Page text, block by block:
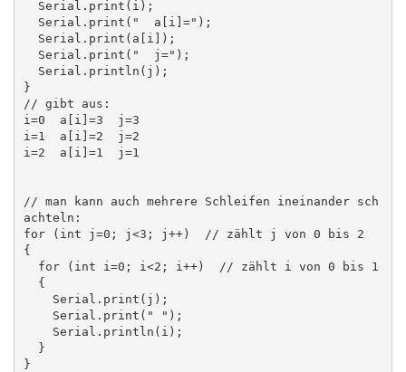
}
// gibt aus:
i=0  a[i]=3  j=3
i=1  a[i]=2  j=2
i=2  a[i]=1  j=1
// man kann auch mehrere Schleifen ineinander sch
achteln:
for (int j=0; j<3; j++)  // zählt j von 0 bis 2
{
}